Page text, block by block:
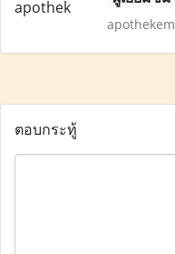
ตอบกระทู้